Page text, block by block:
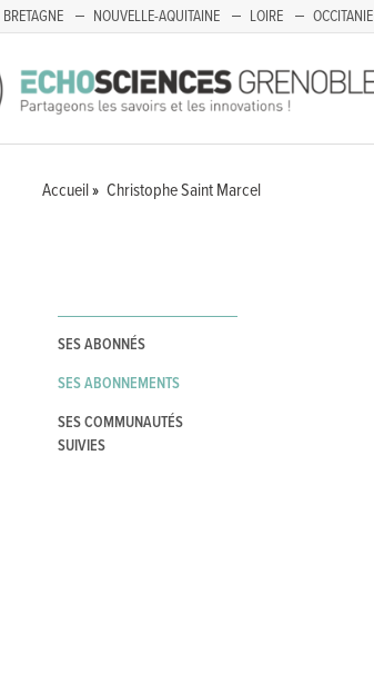
BRETAGNE NOUVELLE-AQUITAINE LOIRE OCCITANIE
Accueil Christophe Saint Marcel
SES ABONNÉS
SES ABONNEMENTS
SES COMMUNAUTÉS
SUIVIES